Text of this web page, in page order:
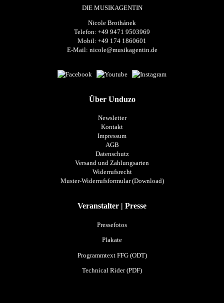
DIE MUSIKAGENTIN
Nicole Brothánek
Telefon: +49 9471 9503969
Mobil: +49 174 1860601
E-Mail: nicole@musikagentin.de
Über Unduzo
Newsletter
Kontakt
Impressum
AGB
Datenschutz
Versand und Zahlungsarten
Widerrufsrecht
Muster-Widerrufsformular (Download)
Veranstalter | Presse
Pressefotos
Plakate
Programmtext FFG (ODT)
Technical Rider (PDF)